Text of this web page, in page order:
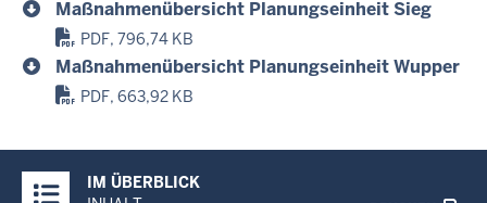
Maßnahmenübersicht Planungseinheit Sieg
PDF, 796,74 KB
Maßnahmenübersicht Planungseinheit Wupper
PDF, 663,92 KB
Inhalte
IM ÜBERBLICK